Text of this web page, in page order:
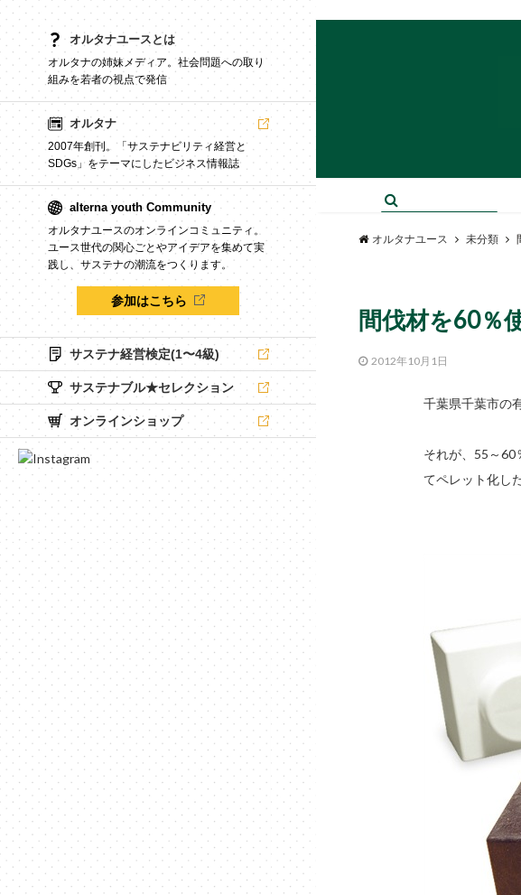
オルタナユースとは
オルタナの姉妹メディア。社会問題への取り
組みを若者の視点で発信
オルタナ
2007年創刊。「サステナビリティ経営と
SDGs」をテーマにしたビジネス情報誌
alterna youth Community
オルタナユースのオンラインコミュニティ。
ユース世代の関心ごとやアイデアを集めて実
践し、サステナの潮流をつくります。
参加はこちら
サステナ経営検定(1〜4級)
サステナブル★セレクション
オンラインショップ
オルタナユース 未分類
間伐材を60％
2012年10月1日
千葉県千葉市の
それが、55～60
てペレット化し